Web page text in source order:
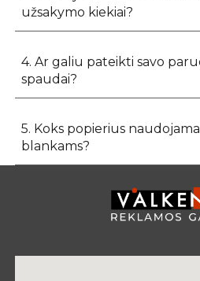
užsakymo kiekiai?
4. Ar galiu pateikti savo
spaudai?
5. Koks popierius
blankams?